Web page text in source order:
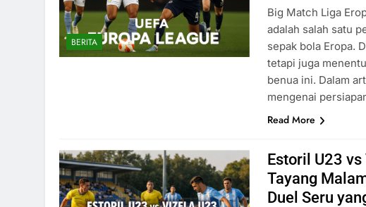
BERITA
Big Match Liga
adalah salah satu
sepak bola Eropa.
tetapi juga
benua ini. Dalam
mengenai
Read More
Estoril U23
Tayang
Duel Seru